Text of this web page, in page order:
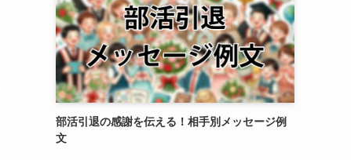
部活引退の感謝を伝える！相手別メッセージ例
文